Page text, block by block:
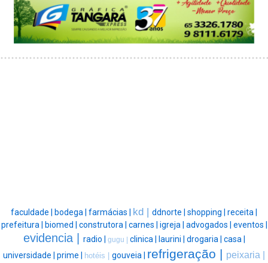
faculdade | bodega | farmácias | kd | ddnorte | shopping | receita |
prefeitura | biomed | construtora | carnes | igreja | advogados | eventos |
evidencia | radio | gugu | clinica | laurini | drogaria | casa |
universidade | prime | hotéis | gouveia | refrigeração | peixaria |